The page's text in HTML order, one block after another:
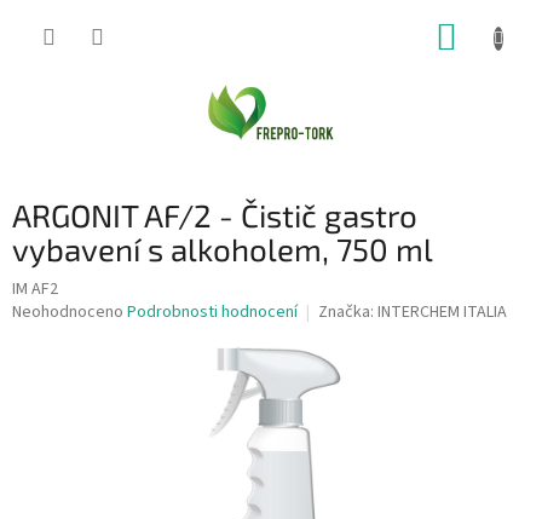
ARGONIT AF/2 - Čistič gastro
vybavení s alkoholem, 750 ml
IM AF2
Průměrné
Neohodnoceno Podrobnosti hodnocení Značka: INTERCHEM ITALIA